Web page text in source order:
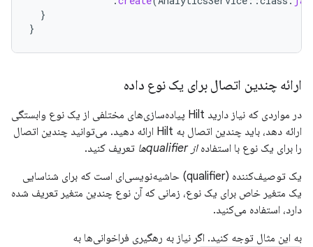
}
}
ارائه چندین اتصال برای یک نوع داده
در مواردی که نیاز دارید Hilt پیاده‌سازی‌های مختلفی از یک نوع وابستگی
ارائه دهد، باید چندین اتصال به Hilt ارائه دهید. می‌توانید چندین اتصال
را برای یک نوع با استفادهاز qualifierها
تعریف کنید.
یک توصیف‌کننده (qualifier) ​​حاشیه‌نویسی‌ای است که برای شناسایی
یک متغیر خاص برای یک نوع، زمانی که آن نوع چندین متغیر تعریف شده
دارد، استفاده می‌کنید.
به این مثال توجه کنید. اگر نیاز به رهگیری فراخوانی‌ها به